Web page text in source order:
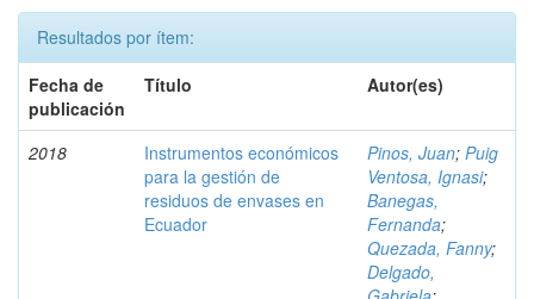
Resultados por ítem:
Fecha de
publicación
Título Autor(es)
2018
Instrumentos económicos
para la gestión de
residuos de envases en
Ecuador
Pinos, Juan; Puig
Ventosa, Ignasi;
Banegas,
Fernanda;
Quezada, Fanny;
Delgado,